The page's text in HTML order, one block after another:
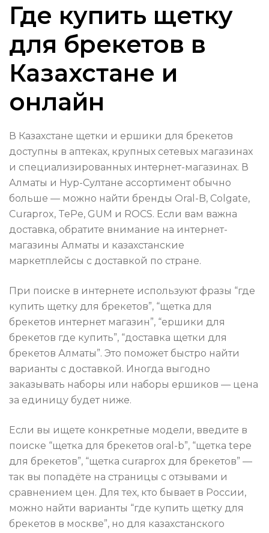
Где купить щетку
для брекетов в
Казахстане и
онлайн
В Казахстане щетки и ершики для брекетов
доступны в аптеках, крупных сетевых магазинах
и специализированных интернет-магазинах. В
Алматы и Нур-Султане ассортимент обычно
больше — можно найти бренды Oral-B, Colgate,
Curaprox, TePe, GUM и ROCS. Если вам важна
доставка, обратите внимание на интернет-
магазины Алматы и казахстанские
маркетплейсы с доставкой по стране.
При поиске в интернете используют фразы “где
купить щетку для брекетов”, “щетка для
брекетов интернет магазин”, “ершики для
брекетов где купить”, “доставка щетки для
брекетов Алматы”. Это поможет быстро найти
варианты с доставкой. Иногда выгодно
заказывать наборы или наборы ершиков — цена
за единицу будет ниже.
Если вы ищете конкретные модели, введите в
поиске “щетка для брекетов oral-b”, “щетка tepe
для брекетов”, “щетка curaprox для брекетов” —
так вы попадёте на страницы с отзывами и
сравнением цен. Для тех, кто бывает в России,
можно найти варианты “где купить щетку для
брекетов в москве”, но для казахстанского